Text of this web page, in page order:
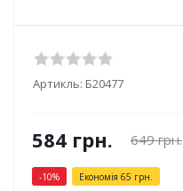
Артикль: Б20477
584 грн. 649грн.
-10% Економія 65 грн.